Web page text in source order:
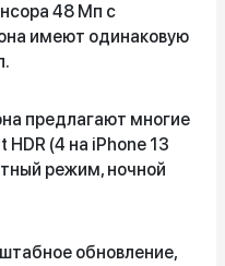
48 Мп с
имеют одинаковую
предлагают многие
(4 на iPhone 13
режим, ночной
обновление,